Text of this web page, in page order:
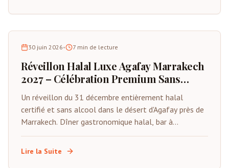
30 juin 2026• 7 min de lecture
Réveillon Halal Luxe Agafay Marrakech
2027 – Célébration Premium Sans
Alcool
Un réveillon du 31 décembre entièrement halal
certifié et sans alcool dans le désert d'Agafay près de
Marrakech. Dîner gastronomique halal, bar à
mocktails premium, animations live, tentes privées et
compte à rebours sous les étoiles. Spécialement
Lire la Suite